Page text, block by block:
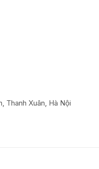
Thanh Xuân, Hà Nội